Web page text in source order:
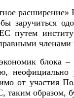
заручиться
путем
от участия
образом,